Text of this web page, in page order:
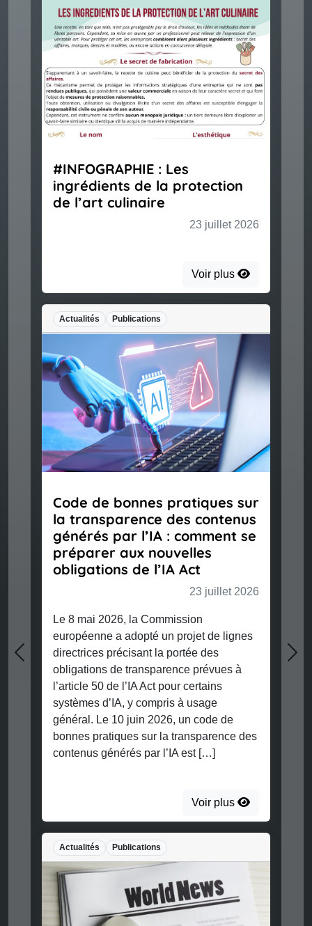
#INFOGRAPHIE : Les
ingrédients de la protection
de l’art culinaire
23 juillet 2026
Voir plus
Actualités Publications
Code de bonnes pratiques sur
la transparence des contenus
générés par l’IA : comment se
préparer aux nouvelles
obligations de l’IA Act
23 juillet 2026
Le 8 mai 2026, la Commission
européenne a adopté un projet de lignes
directrices précisant la portée des
obligations de transparence prévues à
l’article 50 de l’IA Act pour certains
systèmes d’IA, y compris à usage
général. Le 10 juin 2026, un code de
bonnes pratiques sur la transparence des
contenus générés par l’IA est […]
Voir plus
Actualités Publications
Previous